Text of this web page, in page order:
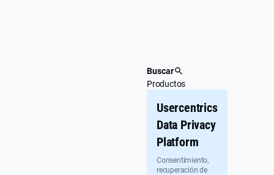
Buscar
Productos
Usercentrics
Data Privacy
Platform
Consentimiento,
recuperación de